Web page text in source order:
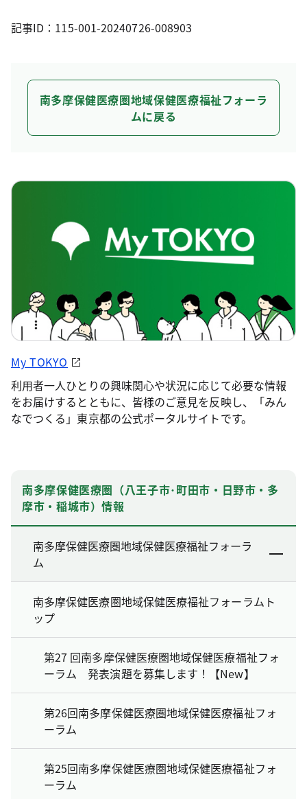
記事ID：115-001-20240726-008903
南多摩保健医療圏地域保健医療福祉フォーラ
ムに戻る
My TOKYO
利用者一人ひとりの興味関心や状況に応じて必要な情報
をお届けするとともに、皆様のご意見を反映し、「みん
なでつくる」東京都の公式ポータルサイトです。
南多摩保健医療圏（八王子市･町田市・日野市・多
摩市・稲城市）情報
南多摩保健医療圏地域保健医療福祉フォーラ
ム
南多摩保健医療圏地域保健医療福祉フォーラムト
ップ
第27 回南多摩保健医療圏地域保健医療福祉フォ
ーラム 発表演題を募集します！【New】
第26回南多摩保健医療圏地域保健医療福祉フォ
ーラム
第25回南多摩保健医療圏地域保健医療福祉フォ
ーラム